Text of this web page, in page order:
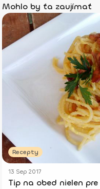
Mohlo by ťa zaujímať
Recepty
13 Sep 2017
Tip na obed nielen